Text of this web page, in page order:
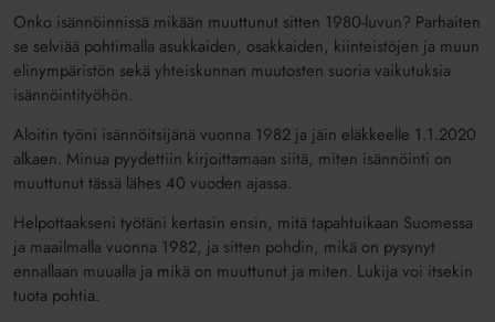
Onko isännöinnissä mikään muuttunut sitten 1980-luvun? Parhaiten
se selviää pohtimalla asukkaiden, osakkaiden, kiinteistöjen ja muun
elinympäristön sekä yhteiskunnan muutosten suoria vaikutuksia
isännöintityöhön.
Aloitin työni isännöitsijänä vuonna 1982 ja jäin eläkkeelle 1.1.2020
alkaen. Minua pyydettiin kirjoittamaan siitä, miten isännöinti on
muuttunut tässä lähes 40 vuoden ajassa.
Helpottaakseni työtäni kertasin ensin, mitä tapahtuikaan Suomessa
ja maailmalla vuonna 1982, ja sitten pohdin, mikä on pysynyt
ennallaan muualla ja mikä on muuttunut ja miten. Lukija voi itsekin
tuota pohtia.